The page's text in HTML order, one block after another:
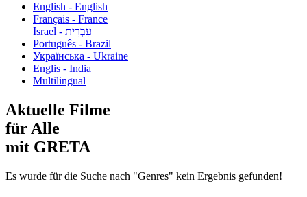
English - English
Français - France
עִבְרִית - Israel
Português - Brazil
Українська - Ukraine
Englis - India
Multilingual
Aktuelle Filme
für Alle
mit GRETA
Es wurde für die Suche nach "Genres" kein Ergebnis gefunden!